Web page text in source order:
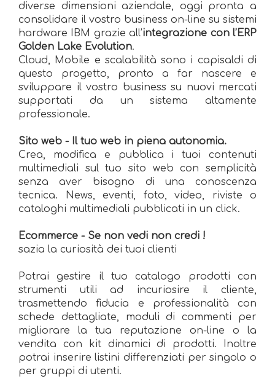
diverse dimensioni aziendale, oggi pronta a
consolidare il vostro business on-line su sistemi
hardware IBM grazie all’integrazione con l’ERP
Golden Lake Evolution.
Cloud, Mobile e scalabilità sono i capisaldi di
questo progetto, pronto a far nascere e
sviluppare il vostro business su nuovi mercati
supportati da un sistema altamente
professionale.
Sito web - Il tuo web in piena autonomia.
Crea, modifica e pubblica i tuoi contenuti
multimediali sul tuo sito web con semplicità
senza aver bisogno di una conoscenza
tecnica. News, eventi, foto, video, riviste o
cataloghi multimediali pubblicati in un click.
Ecommerce - Se non vedi non credi !
sazia la curiosità dei tuoi clienti
Potrai gestire il tuo catalogo prodotti con
strumenti utili ad incuriosire il cliente,
trasmettendo fiducia e professionalità con
schede dettagliate, moduli di commenti per
migliorare la tua reputazione on-line o la
vendita con kit dinamici di prodotti. Inoltre
potrai inserire listini differenziati per singolo o
per gruppi di utenti.